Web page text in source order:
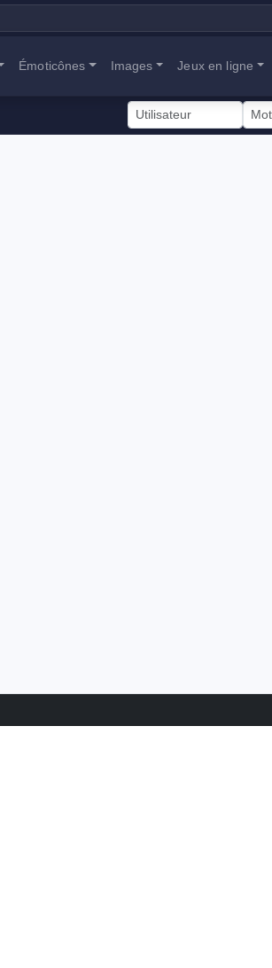
Émoticônes Images Jeux en ligne